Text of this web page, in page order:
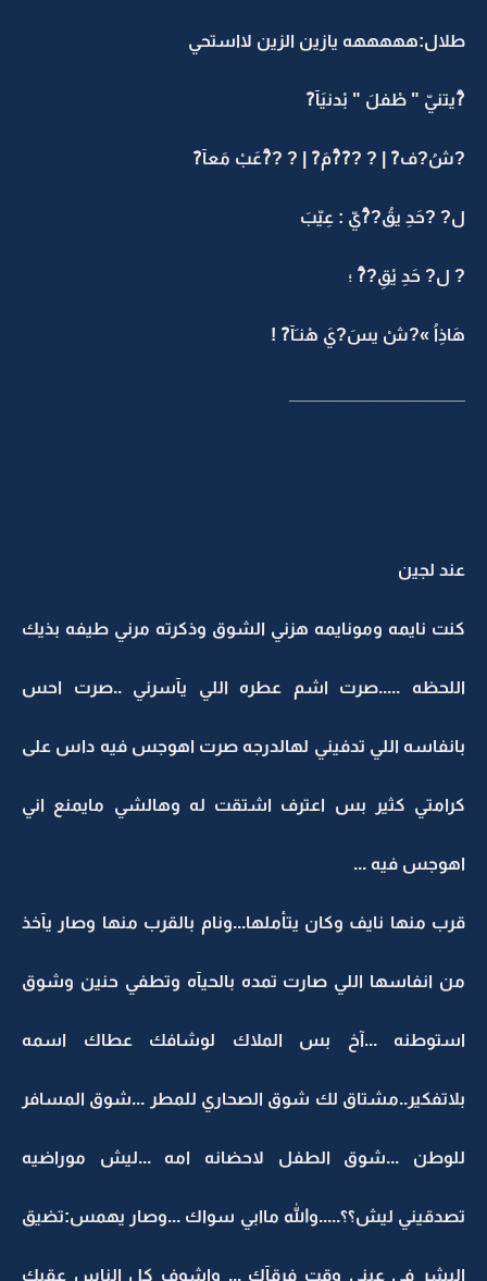
طلال:هههههه يازين الزين لااستحي
?ْيتنيّ " طْفلَ " بْدنيَآ?َ
?شُ?ف?َ | ? ??َ?ْمَ?َ | ? ??ْعَبْ مَعآ?َ
ل? ?حَدِ يقُ??ْيّ : عِيّبَ
? ل? حَدِ يْقِ??ْ ؛
هَاذِاُ »?شْ يسَ?يَ هْنـَآ?َ !
عند لجين
كنت نايمه ومونايمه هزني الشوق وذكرته مرني طيفه بذيك
اللحظه .....صرت اشم عطره اللي يآسرني ..صرت احس
بانفاسه اللي تدفيني لهالدرجه صرت اهوجس فيه داس على
كرامتي كثير بس اعترف اشتقت له وهالشي مايمنع اني
اهوجس فيه ...
قرب منها نايف وكان يتأملها...ونام بالقرب منها وصار يآخذ
من انفاسها اللي صارت تمده بالحيآه وتطفي حنين وشوق
استوطنه ...آخ بس الملاك لوشافك عطاك اسمه
بلاتفكير..مشتاق لك شوق الصحاري للمطر ...شوق المسافر
للوطن ...شوق الطفل لاحضانه امه ...ليش موراضيه
تصدقيني ليش؟؟.....والله ماابي سواك ...وصار يهمس:تضيق
البشر في عيني وقت فرقآك ... واشوف كل الناس عقبك